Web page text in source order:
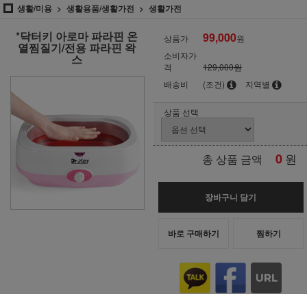
생활/미용
생활용품/생활가전 생활가전
*닥터키 아로마 파라핀 온
열찜질기/전용 파라핀 왁
스
상품가 99,000원
소비자가
격
129,000원
배송비
(조건) 지역별
상품 선택
총 상품 금액 0 원
장바구니 담기
바로 구매하기 찜하기